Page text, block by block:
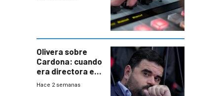
Olivera sobre
Cardona: cuando
era directora en
UTE “no era muy
Hace 2 semanas